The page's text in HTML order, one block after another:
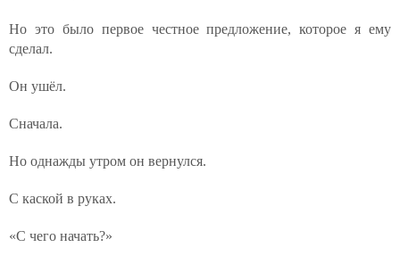
Но это было первое честное предложение, которое я ему
сделал.
Он ушёл.
Сначала.
Но однажды утром он вернулся.
С каской в руках.
«С чего начать?»